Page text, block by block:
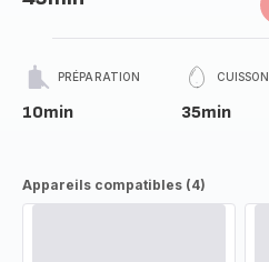
PRÉPARATION
10min
CUISSON
35min
Appareils compatibles (4)